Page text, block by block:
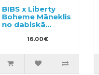
BIBS x Liberty
Boheme Māneklis
no dabiskā
kaučuka 0-6m
16.00€